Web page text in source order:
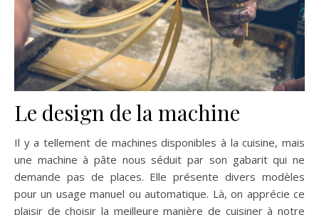
Le design de la machine
Il y a tellement de machines disponibles à la cuisine, mais
une machine à pâte nous séduit par son gabarit qui ne
demande pas de places. Elle présente divers modèles
pour un usage manuel ou automatique. Là, on apprécie ce
plaisir de choisir la meilleure manière de cuisiner à notre